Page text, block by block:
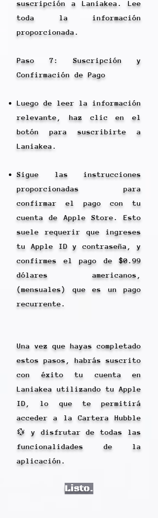
suscripción a Laniakea. Lee
toda la información
proporcionada.
Paso 7: Suscripción y
Confirmación de Pago
Luego de leer la información
relevante, haz clic en el
botón para suscribirte a
Laniakea.
Sigue las instrucciones
proporcionadas para
confirmar el pago con tu
cuenta de Apple Store. Esto
suele requerir que ingreses
tu Apple ID y contraseña, y
confirmes el pago de $0.99
dólares americanos,
(mensuales) que es un pago
recurrente.
Una vez que hayas completado
estos pasos, habrás suscrito
con éxito tu cuenta en
Laniakea utilizando tu Apple
ID, lo que te permitirá
acceder a la Cartera Hubble
💱 y disfrutar de todas las
funcionalidades de la
aplicación.
Listo.